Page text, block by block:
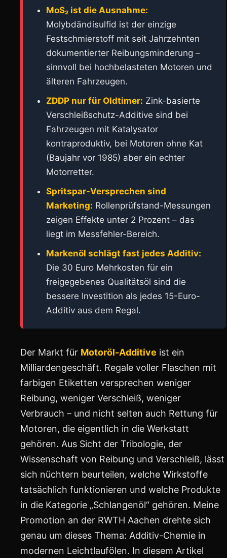
MoS₂ ist die Ausnahme:
Molybdändisulfid ist der einzige
Festschmierstoff mit seit Jahrzehnten
dokumentierter Reibungsminderung –
sinnvoll bei hochbelasteten Motoren und
älteren Fahrzeugen.
ZDDP nur für Oldtimer: Zink-basierte
Verschleißschutz-Additive sind bei
Fahrzeugen mit Katalysator
kontraproduktiv, bei Motoren ohne Kat
(Baujahr vor 1985) aber ein echter
Motorretter.
Spritspar-Versprechen sind
Marketing: Rollenprüfstand-Messungen
zeigen Effekte unter 2 Prozent – das
liegt im Messfehler-Bereich.
Markenöl schlägt fast jedes Additiv:
Die 30 Euro Mehrkosten für ein
freigegebenes Qualitätsöl sind die
bessere Investition als jedes 15-Euro-
Additiv aus dem Regal.
Der Markt für Motoröl-Additive ist ein
Milliardengeschäft. Regale voller Flaschen mit
farbigen Etiketten versprechen weniger
Reibung, weniger Verschleiß, weniger
Verbrauch – und nicht selten auch Rettung für
Motoren, die eigentlich in die Werkstatt
gehören. Aus Sicht der Tribologie, der
Wissenschaft von Reibung und Verschleiß, lässt
sich nüchtern beurteilen, welche Wirkstoffe
tatsächlich funktionieren und welche Produkte
in die Kategorie „Schlangenöl“ gehören. Meine
Promotion an der RWTH Aachen drehte sich
genau um dieses Thema: Additiv-Chemie in
modernen Leichtlaufölen. In diesem Artikel